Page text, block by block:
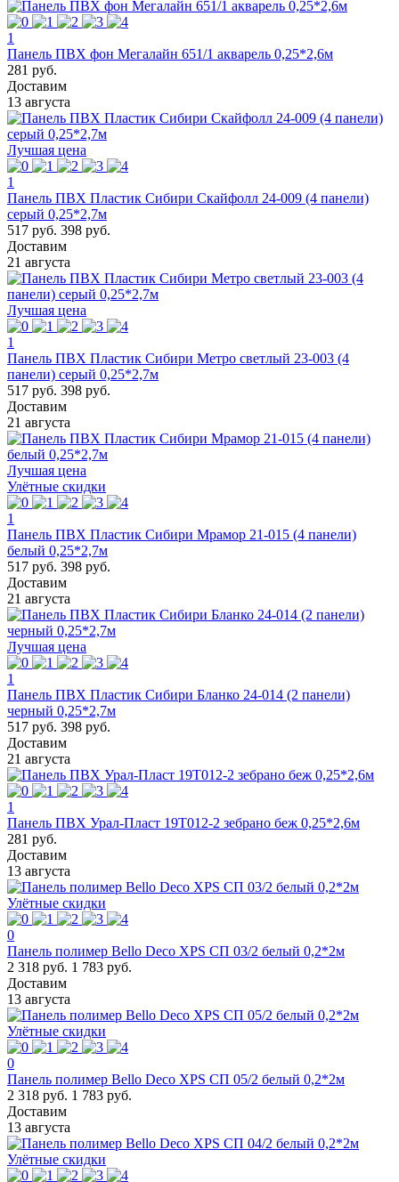
1
Панель ПВХ фон Мегалайн 651/1 акварель 0,25*2,6м
281 руб.
Доставим
13 августа
Лучшая цена
1
Панель ПВХ Пластик Сибири Скайфолл 24-009 (4 панели)
серый 0,25*2,7м
517 руб. 398 руб.
Доставим
21 августа
Лучшая цена
1
Панель ПВХ Пластик Сибири Метро светлый 23-003 (4
панели) серый 0,25*2,7м
517 руб. 398 руб.
Доставим
21 августа
Лучшая цена
Улётные скидки
1
Панель ПВХ Пластик Сибири Мрамор 21-015 (4 панели)
белый 0,25*2,7м
517 руб. 398 руб.
Доставим
21 августа
Лучшая цена
1
Панель ПВХ Пластик Сибири Бланко 24-014 (2 панели)
черный 0,25*2,7м
517 руб. 398 руб.
Доставим
21 августа
1
Панель ПВХ Урал-Пласт 19T012-2 зебрано беж 0,25*2,6м
281 руб.
Доставим
13 августа
Улётные скидки
0
Панель полимер Bello Deco XPS СП 03/2 белый 0,2*2м
2 318 руб. 1 783 руб.
Доставим
13 августа
Улётные скидки
0
Панель полимер Bello Deco XPS СП 05/2 белый 0,2*2м
2 318 руб. 1 783 руб.
Доставим
13 августа
Улётные скидки